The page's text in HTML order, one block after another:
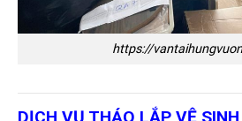
https://
DỊCH VỤ THÁO LẮP VỆ